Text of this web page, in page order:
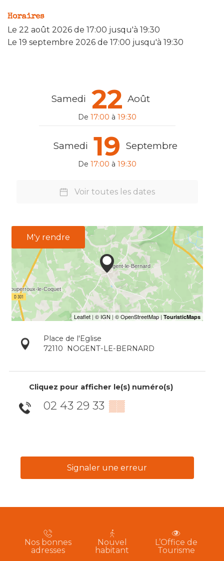
Horaires
Le 22 août 2026 de 17:00 jusqu'à 19:30
Le 19 septembre 2026 de 17:00 jusqu'à 19:30
Samedi 22 Août
De 17:00 à 19:30
Samedi 19 Septembre
De 17:00 à 19:30
Voir toutes les dates
M'y rendre
Place de l'Eglise
72110
NOGENT-LE-BERNARD
Cliquez pour afficher le(s) numéro(s)
02 43 29 33 ▒▒
Signaler une erreur
Nos bonnes
adresses
Nouvel
habitant
L’Office de
Tourisme